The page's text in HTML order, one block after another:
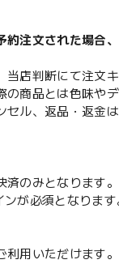
約注文された場合
当店判断にて注文
の商品とは色味や
ル、返品・返金
のみとなります。
が必須となります
用いただけます。